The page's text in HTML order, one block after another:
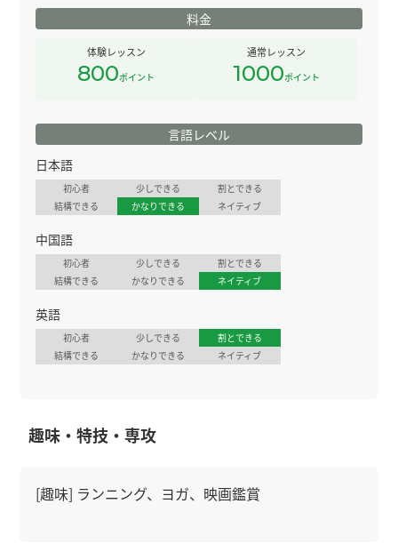
料金
体験レッスン
800ポイント
通常レッスン
1000ポイント
言語レベル
日本語
初心者 少しできる
割とできる
結構できる
かなりできる ネイティブ
中国語
初心者 少しできる
割とできる
結構できる
かなりできる ネイティブ
英語
初心者 少しできる
割とできる
結構できる
かなりできる ネイティブ
趣味・特技・専攻
[趣味] ランニング、ヨガ、映画鑑賞